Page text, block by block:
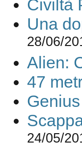
Civiltà
Una
28/06/
Alien:
47
Genius
24/05/